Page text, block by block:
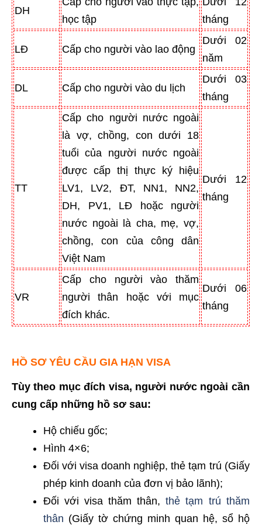
DH
học tập
tháng
LĐ Cấp cho người vào lao động
Dưới 02
năm
DL Cấp cho người vào du lịch
Dưới 03
tháng
TT
Cấp cho người nước ngoài
là vợ, chồng, con dưới 18
tuổi của người nước ngoài
được cấp thị thực ký hiệu
LV1, LV2, ĐT, NN1, NN2,
DH, PV1, LĐ hoặc người
nước ngoài là cha, mẹ, vợ,
chồng, con của công dân
Việt Nam
Dưới 12
tháng
VR
Cấp cho người vào thăm
người thân hoặc với mục
đích khác.
Dưới 06
tháng
HỒ SƠ YÊU CẦU GIA HẠN VISA
Tùy theo mục đích visa, người nước ngoài cần
cung cấp những hồ sơ sau:
Hộ chiếu gốc;
Hình 4×6;
Đối với visa doanh nghiệp, thẻ tạm trú (Giấy
phép kinh doanh của đơn vị bảo lãnh);
Đối với visa thăm thân,thẻ tạm trú thăm
thân (Giấy tờ chứng minh quan hệ, sổ hộ